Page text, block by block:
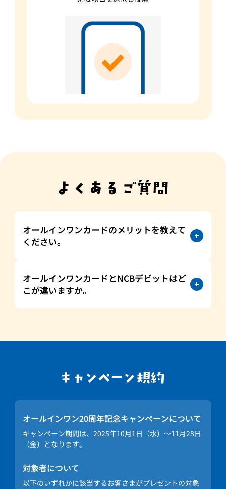
オールインワンカードのメリットを教えて
ください。
オールインワンカードとNCBデビットはど
こが違いますか。
オールインワン20周年記念キャンペーンについて
キャンペーン期間は、2025年10月1日（水）～11月28日
（金）となります。
対象者について
以下のいずれかに該当するお客さまがプレゼントの対象